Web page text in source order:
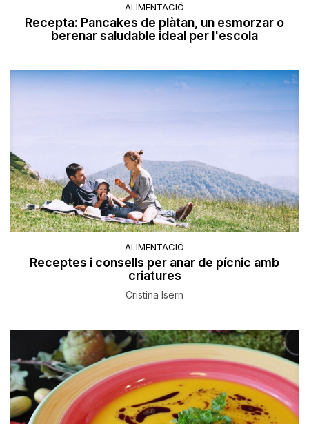
ALIMENTACIÓ
Recepta: Pancakes de plàtan, un esmorzar o
berenar saludable ideal per l'escola
ALIMENTACIÓ
Receptes i consells per anar de pícnic amb
criatures
Cristina Isern